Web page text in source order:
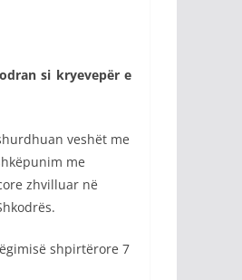
si kryevepër e
veshët me
me
zhvilluar në
shpirtërore 7